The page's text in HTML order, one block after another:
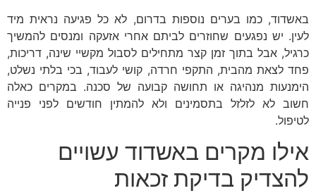
באשדוד, כמו בערים נוספות בדרום, לא כל פגיעה נראית מיד
לעין. יש נפגעים שחוזרים לביתם אחרי אזעקה ומנסים להמשיך
כרגיל, אבל בתוך זמן קצר מתחילים לסבול מקשיי שינה, דריכות,
פחד לצאת מהבית, התקפי חרדה, קושי לעבוד, בכי בלתי נשלט,
הימנעות מנהיגה או תחושה קבועה של סכנה. במקרים כאלה
חשוב לא לזלזל בתסמינים ולא להמתין חודשים לפני פנייה
לטיפול.
אילו מקרים באשדוד עשויים
להצדיק בדיקת זכאות